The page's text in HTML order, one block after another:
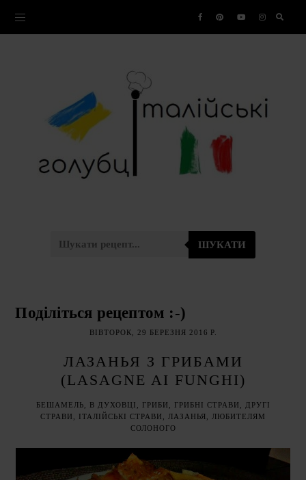
ШУКАТИ
Поділіться рецептом :-)
ВІВТОРОК, 29 БЕРЕЗНЯ 2016 Р.
ЛАЗАНЬЯ З ГРИБАМИ
(LASAGNE AI FUNGHI)
БЕШАМЕЛЬ В ДУХОВЦІ ГРИБИ ГРИБНІ СТРАВИ
ДРУГІ
СТРАВИ
ІТАЛІЙСЬКІ СТРАВИ ЛАЗАНЬЯ
ЛЮБИТЕЛЯМ
СОЛОНОГО